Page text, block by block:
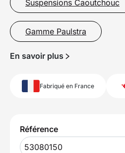
Suspensions Caoutchouc
Gamme Paulstra
En savoir plus
Fabriqué en France
Référence
53080150